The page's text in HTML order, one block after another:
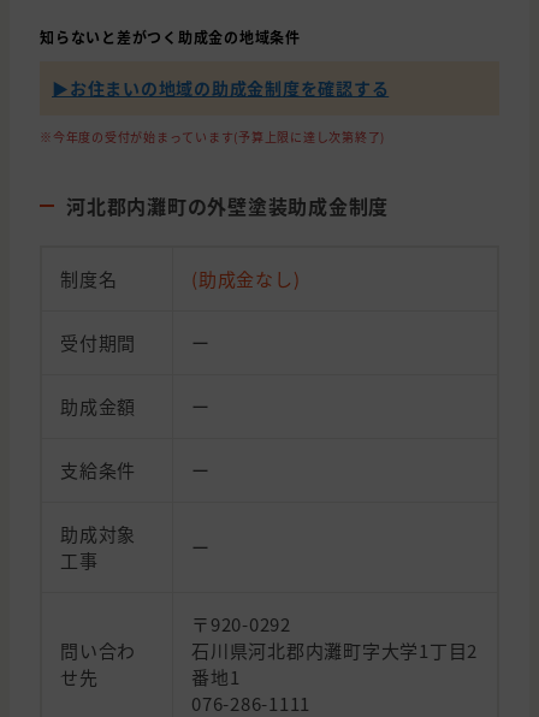
知らないと差がつく助成金の地域条件
▶︎お住まいの地域の助成金制度を確認する
※今年度の受付が始まっています(予算上限に達し次第終了)
河北郡内灘町の外壁塗装助成金制度
制度名 (助成金なし)
受付期間 ー
助成金額 ー
支給条件 ー
助成対象
工事
ー
問い合わ
せ先
〒920-0292
石川県河北郡内灘町字大学1丁目2
番地1
076-286-1111